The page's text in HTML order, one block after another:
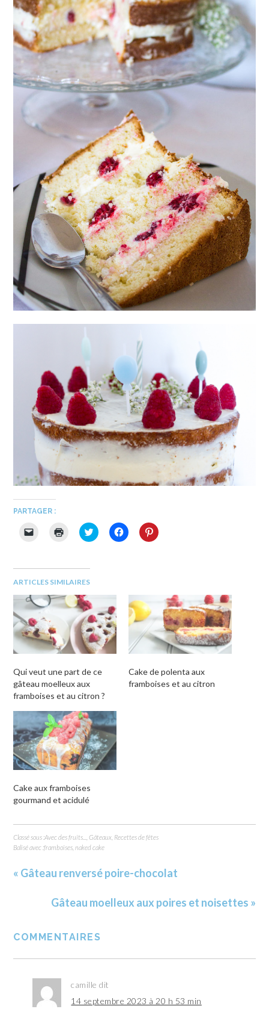
PARTAGER :
Cliquer
par
e-
mail
à
un
ami(ouvre
dans
une
nouvelle
fenêtre)
Cliquer
pour
nouvelle
fenêtre)
Cliquez
pour
fenêtre)
Cliquez
pour
fenêtre)
Cliquez
pour
fenêtre)
ARTICLES SIMILAIRES
Qui veut une part de ce
gâteau moelleux aux
framboises et au citron ?
Cake de polenta aux
framboises et au citron
Cake aux framboises
gourmand et acidulé
Classé sous :Avec des fruits... ,Gâteaux Recettes de fêtes
Balisé avec :framboises ,naked cake
« Gâteau renversé poire-chocolat
Gâteau moelleux aux poires et noisettes »
COMMENTAIRES
camille dit
14 septembre 2023 à 20 h 53 min